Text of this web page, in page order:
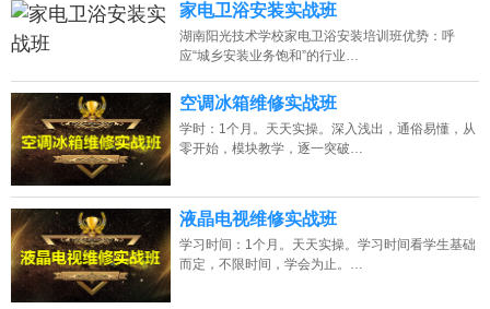
家电卫浴安装实战班
湖南阳光技术学校家电卫浴安装培训班优势：呼
应“城乡安装业务饱和”的行业…
空调冰箱维修实战班
学时：1个月。天天实操。深入浅出，通俗易懂，从
零开始，模块教学，逐一突破…
液晶电视维修实战班
学习时间：1个月。天天实操。学习时间看学生基础
而定，不限时间，学会为止。…